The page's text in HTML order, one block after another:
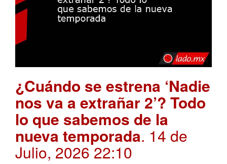
¿Cuándo se estrena ‘Nadie
nos va a extrañar 2’? Todo
lo que sabemos de la
nueva temporada. 14 de
Julio, 2026 22:10